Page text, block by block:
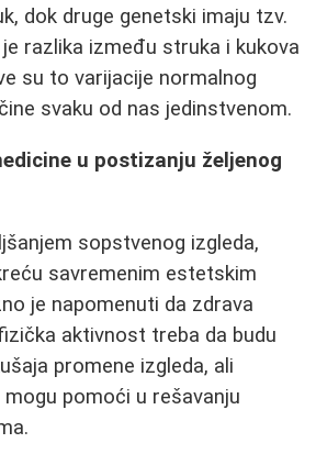
dok druge genetski imaju tzv.
razlika između struka i kukova
su to varijacije normalnog
svaku od nas jedinstvenom.
u postizanju željenog
sopstvenog izgleda,
savremenim estetskim
je napomenuti da zdrava
aktivnost treba da budu
promene izgleda, ali
pomoći u rešavanju